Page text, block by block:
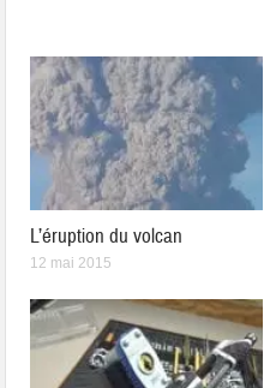
L’éruption du volcan
12 mai 2015